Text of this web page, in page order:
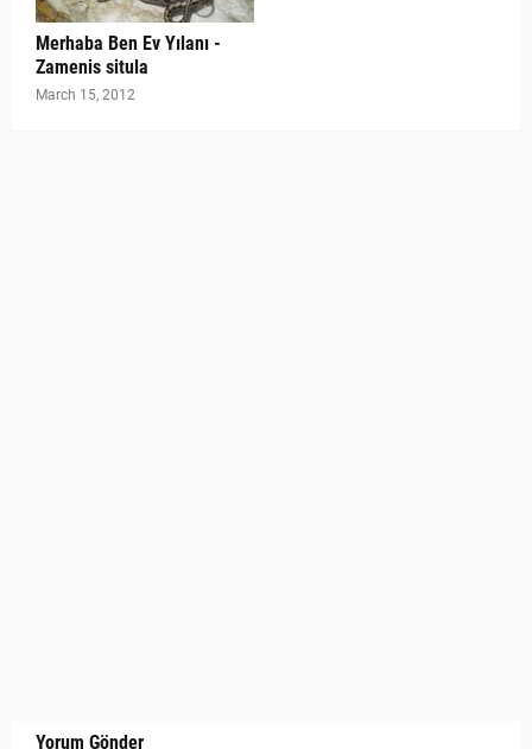
Merhaba Ben Ev Yılanı -
Zamenis situla
March 15, 2012
Yorum Gönder